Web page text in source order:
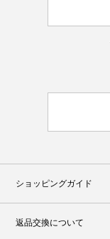
ショッピングガイド
返品交換について